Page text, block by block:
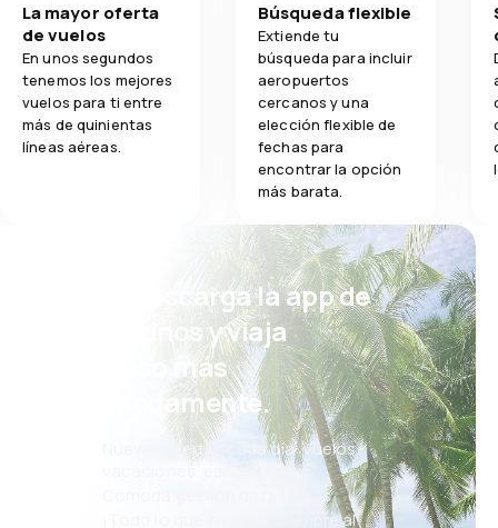
La mayor oferta
de vuelos
En unos segundos
tenemos los mejores
vuelos para ti entre
más de quinientas
líneas aéreas.
Búsqueda flexible
Extiende tu
búsqueda para incluir
aeropuertos
cercanos y una
elección flexible de
fechas para
encontrar la opción
más barata.
¡Eh! Descarga la app de
eDestinos y viaja
incluso más
cómodamente.
Nuevas ofertas cada día: vuelos,
vacaciones, escapadas
Cómoda gestión de reservas
¡Todo lo que importa, siempre al